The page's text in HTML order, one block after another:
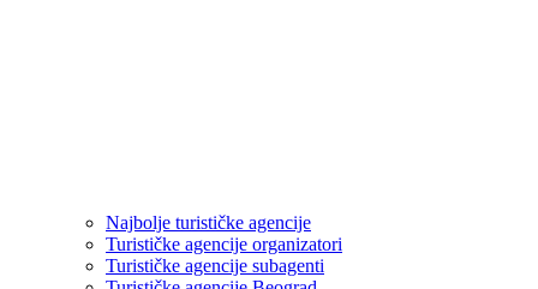
Najbolje turističke agencije
Turističke agencije organizatori
Turističke agencije subagenti